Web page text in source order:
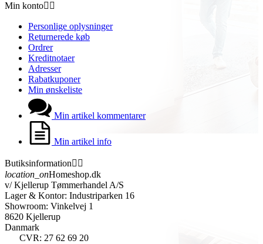
Min konto 
Personlige oplysninger
Returnerede køb
Ordrer
Kreditnotaer
Adresser
Rabatkuponer
Min ønskeliste
Min artikel kommentarer
Min artikel info
Butiksinformation 
location_onHomeshop.dk
v/ Kjellerup Tømmerhandel A/S
Lager & Kontor: Industriparken 16
Showroom: Vinkelvej 1
8620 Kjellerup
Danmark
CVR: 27 62 69 20